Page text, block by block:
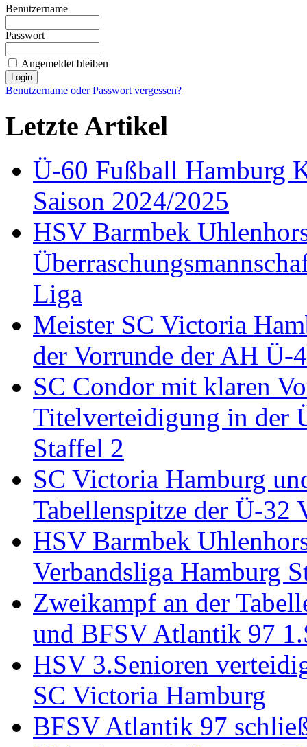
Benutzername
Passwort
Angemeldet bleiben
Benutzername oder Passwort vergessen?
Letzte Artikel
Ü-60 Fußball Hamburg
Saison 2024/2025
HSV Barmbek
Liga
Meister SC Victoria
der Vorrunde der AH Ü-
SC Condor mit klaren
Titelverteidigung in der
Staffel 2
SC Victoria Hamburg
Tabellenspitze der Ü-32
HSV Barmbek
Verbandsliga Hamburg
Zweikampf an der
und BFSV Atlantik 97
HSV 3.Senioren
SC Victoria Hamburg
BFSV Atlantik 97